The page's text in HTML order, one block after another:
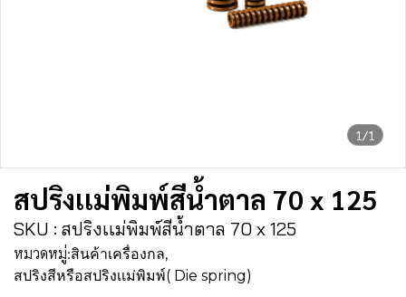
1/1
สปริงเเม่พิมพ์สีน้ำตาล 70 x 125
SKU : สปริงเเม่พิมพ์สีน้ำตาล 70 x 125
หมวดหมู่:สินค้าเครื่องกล,
สปริงสีหรือสปริงเเม่พิมพ์( Die spring)